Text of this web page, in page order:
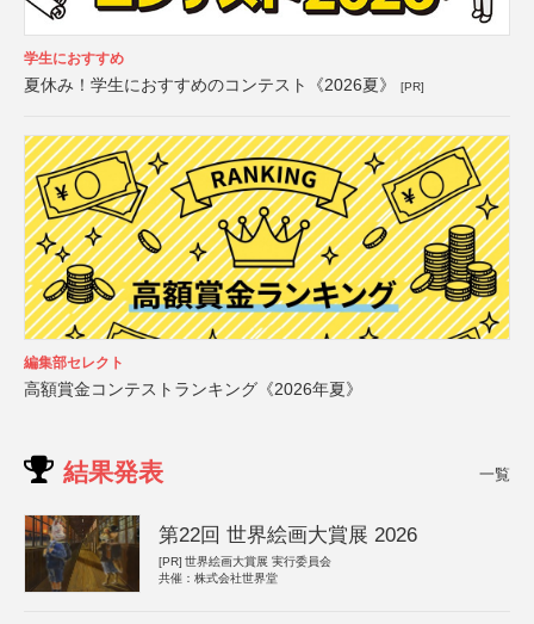
学生におすすめ
夏休み！学生におすすめのコンテスト《2026夏》 [PR]
編集部セレクト
高額賞金コンテストランキング《2026年夏》
結果発表 一覧
第22回 世界絵画大賞展 2026
[PR] 世界絵画大賞展 実行委員会
共催：株式会社世界堂